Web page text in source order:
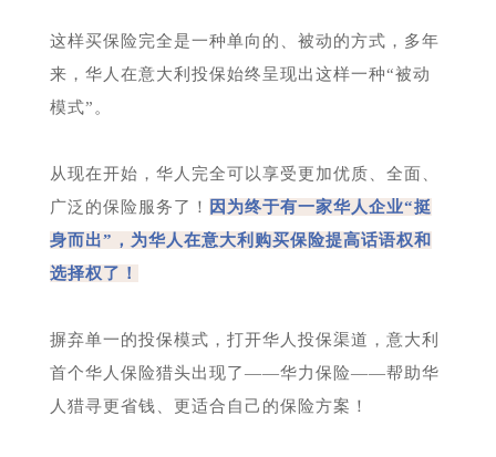
这样买保险完全是一种单向的、被动的方式，多年
来，华人在意大利投保始终呈现出这样一种“被动
模式”。
从现在开始，华人完全可以享受更加优质、全面、
广泛的保险服务了！
因为终于有一家华人企业“挺
身而出”，为华人在意大利购买保险提高话语权和
选择权了！
摒弃单一的投保模式，打开华人投保渠道，意大利
首个华人保险猎头出现了——华力保险——帮助华
人猎寻更省钱、更适合自己的保险方案！